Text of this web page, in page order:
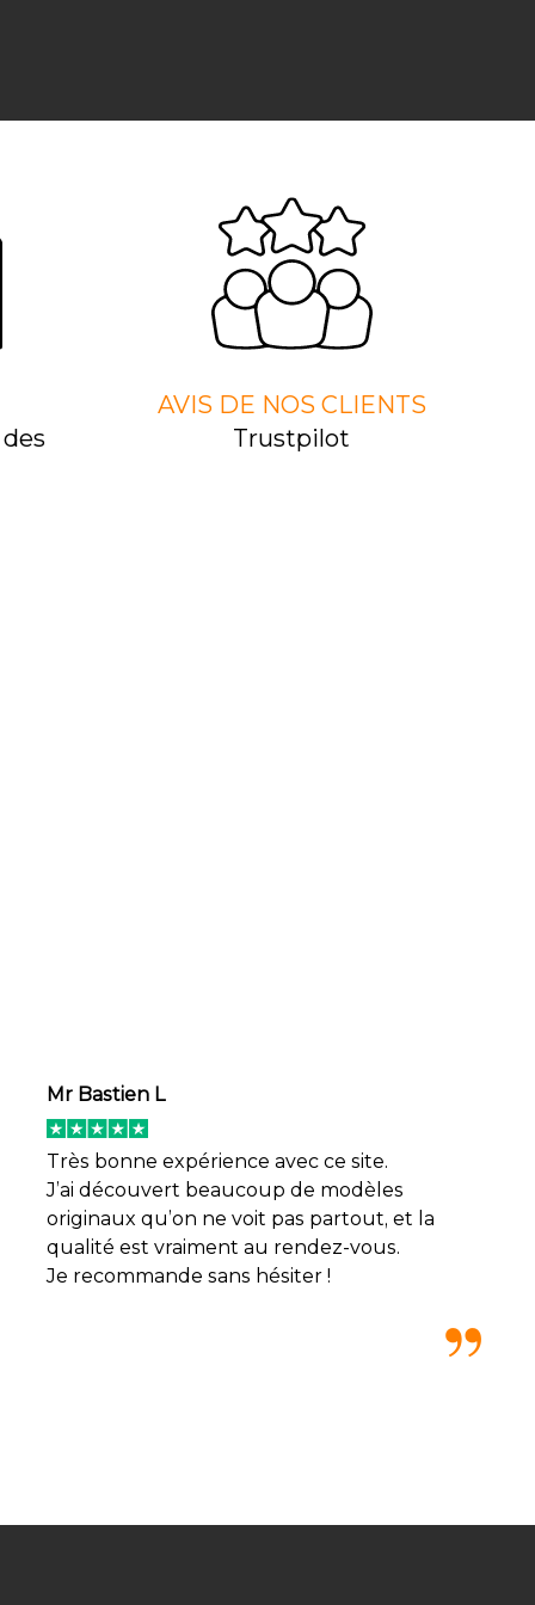
AVIS DE NOS CLIENTS
Trustpilot
Mr Bastien L
Très bonne expérience avec ce site.
J’ai découvert beaucoup de modèles
originaux qu’on ne voit pas partout, et la
qualité est vraiment au rendez-vous.
Je recommande sans hésiter !